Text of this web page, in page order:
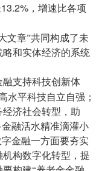
13.2% ，增速比各项
文章”共同构成了未
和实体经济的系统
支持科技创新体
水平科技自立自强；
济社会转型，助
融活水精准滴灌小
金融一方面要夯实
构数字化转型，提